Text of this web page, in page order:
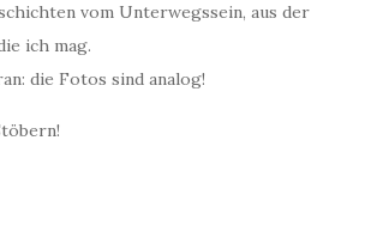
vom Unterwegssein, aus der
ich mag.
die Fotos sind analog!